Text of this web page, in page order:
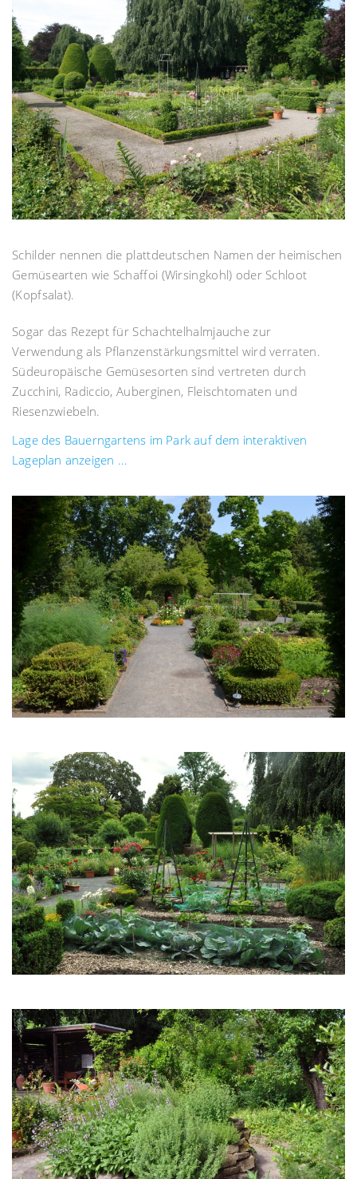
Schilder nennen die plattdeutschen Namen der heimischen
Gemüsearten wie Schaffoi (Wirsingkohl) oder Schloot
(Kopfsalat).
Sogar das Rezept für Schachtelhalmjauche zur
Verwendung als Pflanzenstärkungsmittel wird verraten.
Südeuropäische Gemüsesorten sind vertreten durch
Zucchini, Radiccio, Auberginen, Fleischtomaten und
Riesenzwiebeln.
Lage des Bauerngartens im Park auf dem interaktiven
Lageplan anzeigen ...